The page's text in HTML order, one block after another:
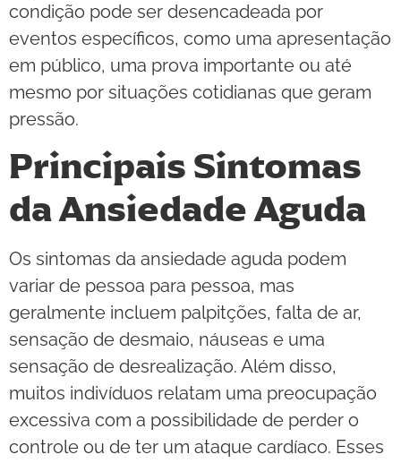
condição pode ser desencadeada por
eventos específicos, como uma apresentação
em público, uma prova importante ou até
mesmo por situações cotidianas que geram
pressão.
Principais Sintomas
da Ansiedade Aguda
Os sintomas da ansiedade aguda podem
variar de pessoa para pessoa, mas
geralmente incluem palpitções, falta de ar,
sensação de desmaio, náuseas e uma
sensação de desrealização. Além disso,
muitos indivíduos relatam uma preocupação
excessiva com a possibilidade de perder o
controle ou de ter um ataque cardíaco. Esses